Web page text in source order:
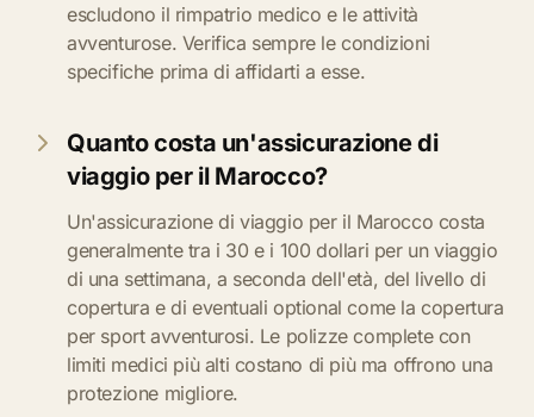
escludono il rimpatrio medico e le attività
avventurose. Verifica sempre le condizioni
specifiche prima di affidarti a esse.
Quanto costa un'assicurazione di
viaggio per il Marocco?
Un'assicurazione di viaggio per il Marocco costa
generalmente tra i 30 e i 100 dollari per un viaggio
di una settimana, a seconda dell'età, del livello di
copertura e di eventuali optional come la copertura
per sport avventurosi. Le polizze complete con
limiti medici più alti costano di più ma offrono una
protezione migliore.